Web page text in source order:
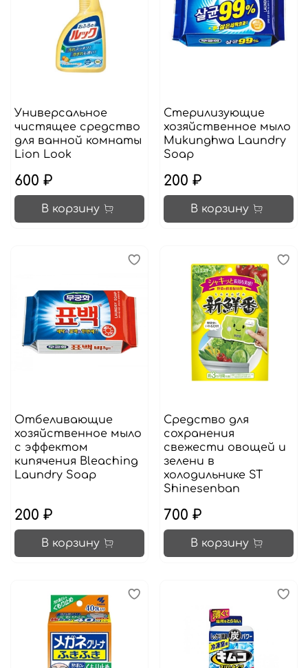
Универсальное
чистящее средство
для ванной комнаты
Lion Look
600 ₽
В корзину
Стерилизующие
хозяйственное мыло
Mukunghwa Laundry
Soap
200 ₽
В корзину
Отбеливающие
хозяйственное мыло
с эффектом
кипячения Bleaching
Laundry Soap
200 ₽
В корзину
Средство для
сохранения
свежести овощей и
зелени в
холодильнике ST
Shinesenban
700 ₽
В корзину